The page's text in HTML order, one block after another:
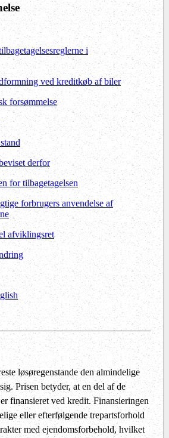
i
ved kreditkøb af biler
forsømmelse
derfor
for tilbagetagelsen
forbrugers anvendelse af
afviklingsret
løsøregenstande den almindelige
Prisen betyder, at en del af de
finansieret ved kredit. Finansieringen
eller efterfølgende trepartsforhold
med ejendomsforbehold, hvilket